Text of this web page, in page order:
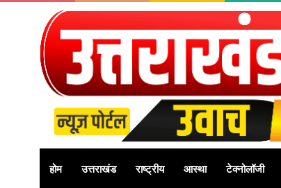
होम उत्तराखंड राष्ट्रीय आस्था टेक्नोलॉजी